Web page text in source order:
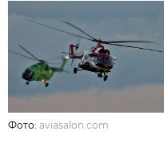
Фото:aviasalon.com